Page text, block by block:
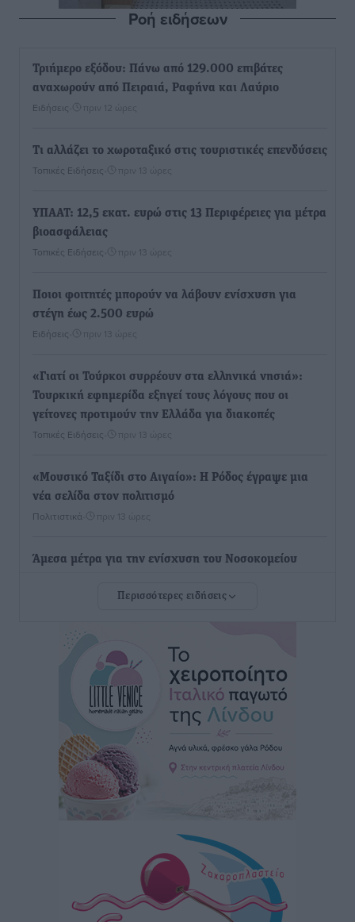
Ροή ειδήσεων
Τριήμερο εξόδου: Πάνω από 129.000 επιβάτες
αναχωρούν από Πειραιά, Ραφήνα και Λαύριο
Ειδήσεις πριν 12 ώρες
Τι αλλάζει το χωροταξικό στις τουριστικές επενδύσεις
Τοπικές Ειδήσεις πριν 13 ώρες
ΥΠΑΑΤ: 12,5 εκατ. ευρώ στις 13 Περιφέρειες για μέτρα
βιοασφάλειας
Τοπικές Ειδήσεις πριν 13 ώρες
Ποιοι φοιτητές μπορούν να λάβουν ενίσχυση για
στέγη έως 2.500 ευρώ
Ειδήσεις πριν 13 ώρες
«Γιατί οι Τούρκοι συρρέουν στα ελληνικά νησιά»:
Τουρκική εφημερίδα εξηγεί τους λόγους που οι
γείτονες προτιμούν την Ελλάδα για διακοπές
Τοπικές Ειδήσεις πριν 13 ώρες
«Μουσικό Ταξίδι στο Αιγαίο»: Η Ρόδος έγραψε μια
νέα σελίδα στον πολιτισμό
Πολιτιστικά πριν 13 ώρες
Άμεσα μέτρα για την ενίσχυση του Νοσοκομείου
ανακοίνωσε ο Άδωνις Γεωργιάδης
Iατρικός Σύλλογος Ροδου προς Α. Γεωργιάδη:
Στρατηγικές Προτάσεις για την Ενίσχυση της
Δημόσιας Υγείας στη Νησιωτική Ελλάδα και στα
Νοσοκομεία της Γ΄ Ζώνης
Τοπικές Ειδήσεις πριν 14 ώρες
Πάνθηρες: Ξεκίνησαν αισιόδοξοι για την παρθενική
“πτήση” τους
Αθλητικά• πριν 14 ώρες
Άρης Αρχαγγέλου: Στο πλευρό του άτυχου Ιάκωβου
• πριν 14 ώρες
Περισσότερες ειδήσεις